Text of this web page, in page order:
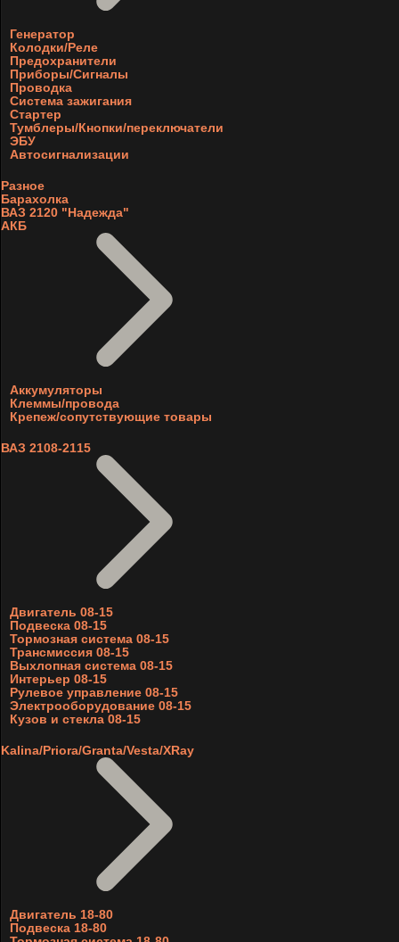
Генератор
Колодки/Реле
Предохранители
Приборы/Сигналы
Проводка
Система зажигания
Стартер
Тумблеры/Кнопки/переключатели
ЭБУ
Автосигнализации
Разное
Барахолка
ВАЗ 2120 "Надежда"
АКБ
Аккумуляторы
Клеммы/провода
Крепеж/сопутствующие товары
ВАЗ 2108-2115
Двигатель 08-15
Подвеска 08-15
Тормозная система 08-15
Трансмиссия 08-15
Выхлопная система 08-15
Интерьер 08-15
Рулевое управление 08-15
Электрооборудование 08-15
Кузов и стекла 08-15
Kalina/Priora/Granta/Vesta/XRay
Двигатель 18-80
Подвеска 18-80